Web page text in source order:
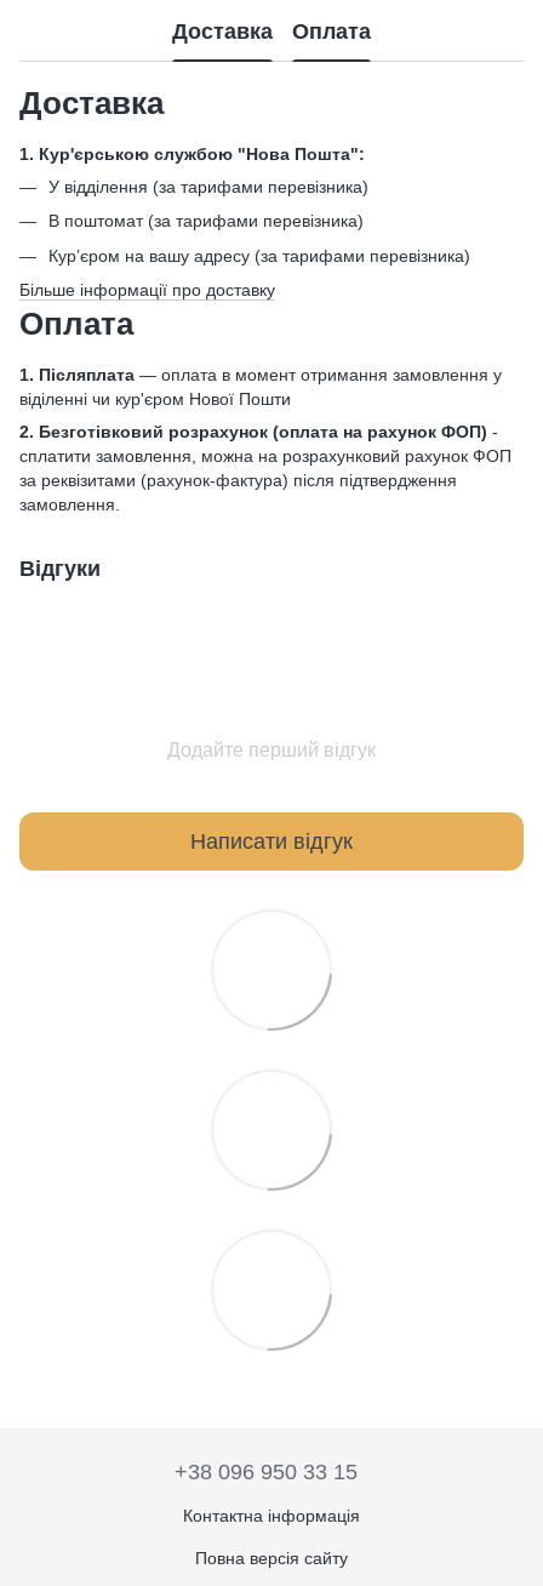
Доставка Оплата
Доставка
1. Кур'єрською службою "Нова Пошта":
У відділення (за тарифами перевізника)
В поштомат (за тарифами перевізника)
Кур’єром на вашу адресу (за тарифами перевізника)
Більше інформації про доставку
Оплата
1. Післяплата — оплата в момент отримання замовлення у
віділенні чи кур'єром Нової Пошти
2. Безготівковий розрахунок (оплата на рахунок ФОП) -
сплатити замовлення, можна на розрахунковий рахунок ФОП
за реквізитами (рахунок-фактура) після підтвердження
замовлення.
Відгуки
Додайте перший відгук
Написати відгук
+38 096 950 33 15
Контактна інформація
Повна версія сайту